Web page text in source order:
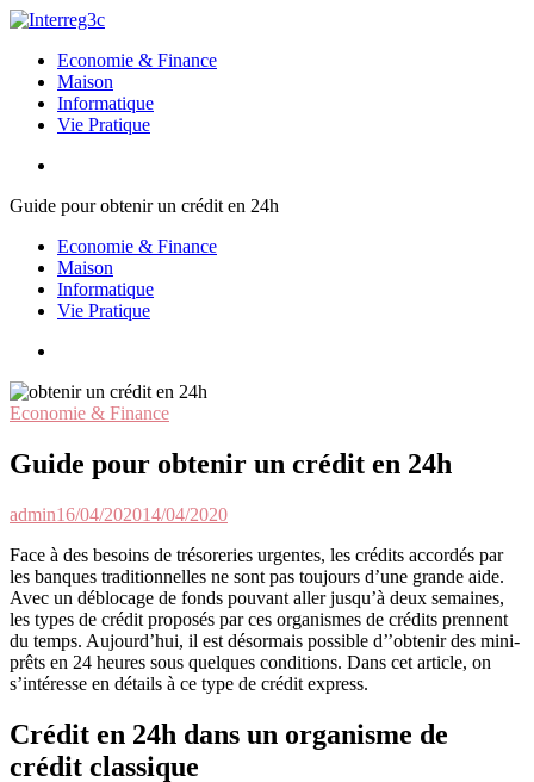
Aller
contenu
Interreg3cEconomie & Finance
Maison
Informatique
Vie Pratique
Guide pour obtenir un crédit en 24h
Economie & Finance
Maison
Informatique
Vie Pratique
Economie & Finance
Guide pour obtenir un crédit en 24h
admin16/04/202014/04/2020
Face à des besoins de trésoreries urgentes, les crédits accordés par
les banques traditionnelles ne sont pas toujours d’une grande aide.
Avec un déblocage de fonds pouvant aller jusqu’à deux semaines,
les types de crédit proposés par ces organismes de crédits prennent
du temps. Aujourd’hui, il est désormais possible d’’obtenir des mini-
prêts en 24 heures sous quelques conditions. Dans cet article, on
s’intéresse en détails à ce type de crédit express.
Crédit en 24h dans un organisme de
crédit classique